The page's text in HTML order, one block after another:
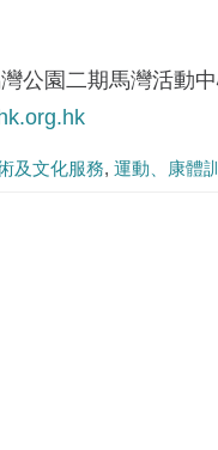
公園二期馬灣活動
及文化服務 運動、康體